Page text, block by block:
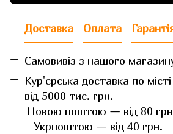
Доставка Оплата
Самовивіз з нашого
Кур'єрська доставка по
від 5000 тис. грн.
Новою поштою — від 80
Укрпоштою — від 40 грн.